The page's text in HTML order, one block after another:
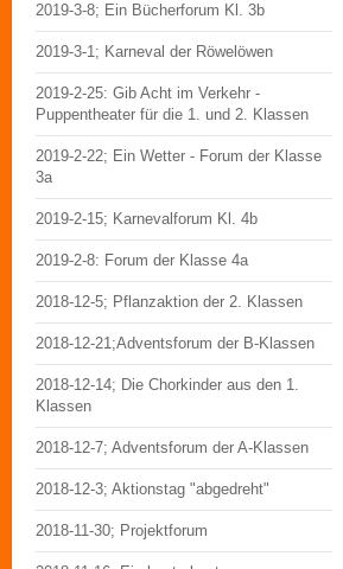
2019-3-8; Ein Bücherforum Kl. 3b
2019-3-1; Karneval der Röwelöwen
2019-2-25: Gib Acht im Verkehr -
Puppentheater für die 1. und 2. Klassen
2019-2-22; Ein Wetter - Forum der Klasse
3a
2019-2-15; Karnevalforum Kl. 4b
2019-2-8: Forum der Klasse 4a
2018-12-5; Pflanzaktion der 2. Klassen
2018-12-21;Adventsforum der B-Klassen
2018-12-14; Die Chorkinder aus den 1.
Klassen
2018-12-7; Adventsforum der A-Klassen
2018-12-3; Aktionstag "abgedreht"
2018-11-30; Projektforum